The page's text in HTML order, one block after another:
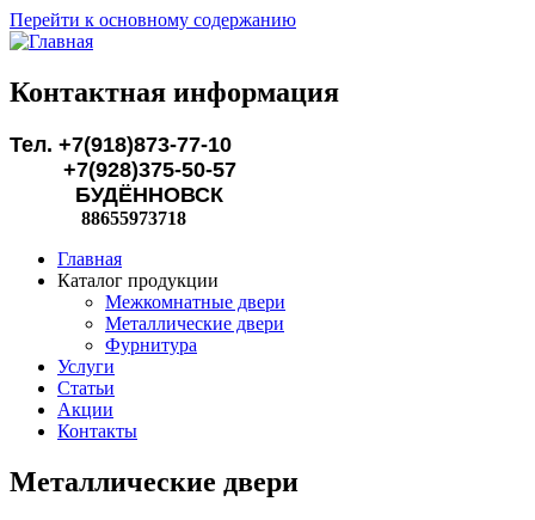
Перейти к основному содержанию
Контактная информация
Тел. +7(918)873-77-10
+7(928)375-50-57
БУДЁННОВСК
88655973718
Главная
Каталог продукции
Межкомнатные двери
Металлические двери
Фурнитура
Услуги
Статьи
Акции
Контакты
Металлические двери